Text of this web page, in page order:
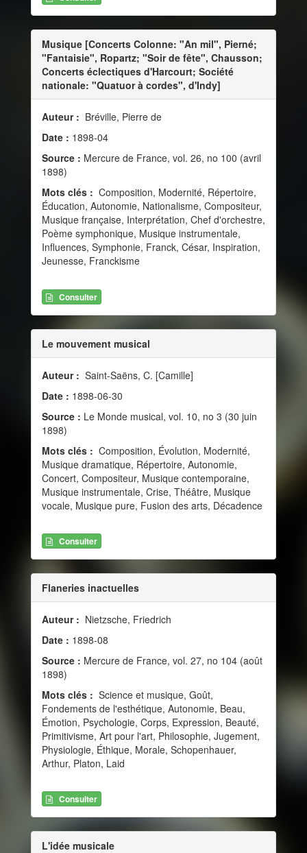
Musique [Concerts Colonne: "An mil", Pierné;
"Fantaisie", Ropartz; "Soir de fête", Chausson;
Concerts éclectiques d'Harcourt; Société
nationale: "Quatuor à cordes", d'Indy]
Auteur : Bréville, Pierre de
Date : 1898-04
Source : Mercure de France, vol. 26, no 100 (avril
1898)
Mots clés : Composition, Modernité, Répertoire,
Éducation, Autonomie, Nationalisme, Compositeur,
Musique française, Interprétation, Chef d'orchestre,
Poème symphonique, Musique instrumentale,
Influences, Symphonie, Franck, César, Inspiration,
Jeunesse, Franckisme
Consulter
Le mouvement musical
Auteur : Saint-Saëns, C. [Camille]
Date : 1898-06-30
Source : Le Monde musical, vol. 10, no 3 (30 juin
1898)
Mots clés : Composition, Évolution, Modernité,
Musique dramatique, Répertoire, Autonomie,
Concert, Compositeur, Musique contemporaine,
Musique instrumentale, Crise, Théâtre, Musique
vocale, Musique pure, Fusion des arts, Décadence
Consulter
Flaneries inactuelles
Auteur : Nietzsche, Friedrich
Date : 1898-08
Source : Mercure de France, vol. 27, no 104 (août
1898)
Mots clés : Science et musique, Goût,
Fondements de l'esthétique, Autonomie, Beau,
Émotion, Psychologie, Corps, Expression, Beauté,
Primitivisme, Art pour l'art, Philosophie, Jugement,
Physiologie, Éthique, Morale, Schopenhauer,
Arthur, Platon, Laid
Consulter
L'idée musicale